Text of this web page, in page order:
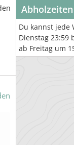
Abholzeiten
Du kannst jede
Dienstag 23:59
ab Freitag um